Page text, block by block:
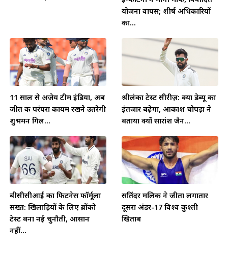
योजना वापस; शीर्ष अधिकारियों
का...
11 साल से अजेय टीम इंडिया, अब
जीत की परंपरा कायम रखने उतरेगी
शुभमन गिल...
श्रीलंका टेस्ट सीरीज़: क्या डेब्यू का
इंतजार बढ़ेगा, आकाश चोपड़ा ने
बताया क्यों सारांश जैन...
बीसीसीआई का फिटनेस फॉर्मूला
सख्त: खिलाड़ियों के लिए ब्रोंको
टेस्ट बना नई चुनौती, आसान
नहीं...
सतिंदर मलिक ने जीता लगातार
दूसरा अंडर-17 विश्व कुश्ती
खिताब